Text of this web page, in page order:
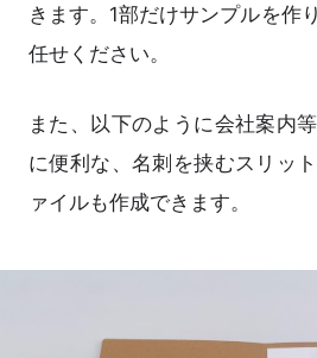
きます。1部だけサンプルを作
任せください。
また、以下のように会社案内
に便利な、名刺を挟むスリッ
ァイルも作成できます。